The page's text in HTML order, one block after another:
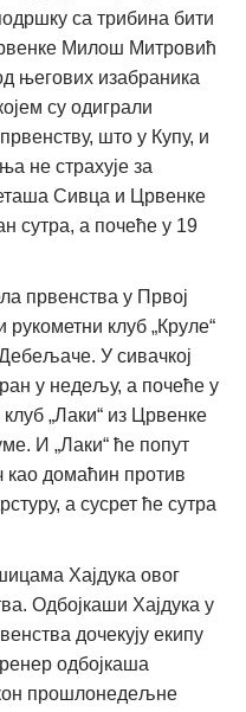
са трибина бити
Милош Митровић
његових изабраника
су одиграли
што у Купу, и
не страхује за
Сивца и Црвенке
сутра, а почеће у 19
првенства у Првој
клуб „Круле“
Дебељаче. У сивачкој
у недељу, а почеће у
„Лаки“ из Црвенке
И „Лаки“ ће попут
као домаћин против
а сусрет ће сутра
Хајдука овог
Одбојкаши Хајдука у
дочекују екипу
одбојкаша
прошлонедељне